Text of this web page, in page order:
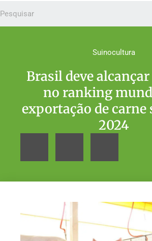
Suinocultura
Brasil deve
no ranking
exportação de carne
2024